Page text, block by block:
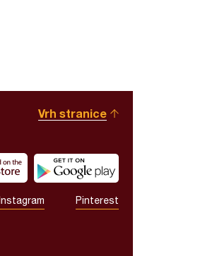
Vrh stranice
Instagram Pinterest